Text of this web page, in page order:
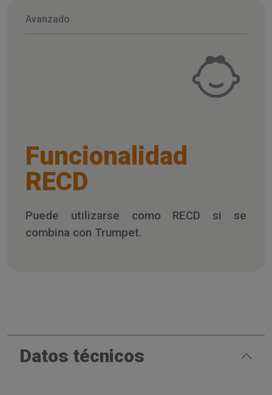
Avanzado
Funcionalidad
RECD
Puede utilizarse como RECD si se
combina con Trumpet.
Datos técnicos